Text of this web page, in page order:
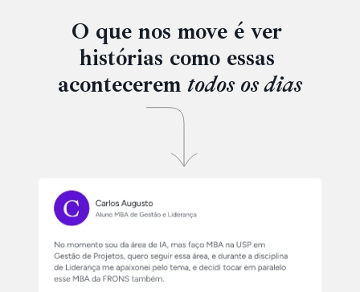
O que nos move é ver
histórias como essas
acontecerem todos os dias